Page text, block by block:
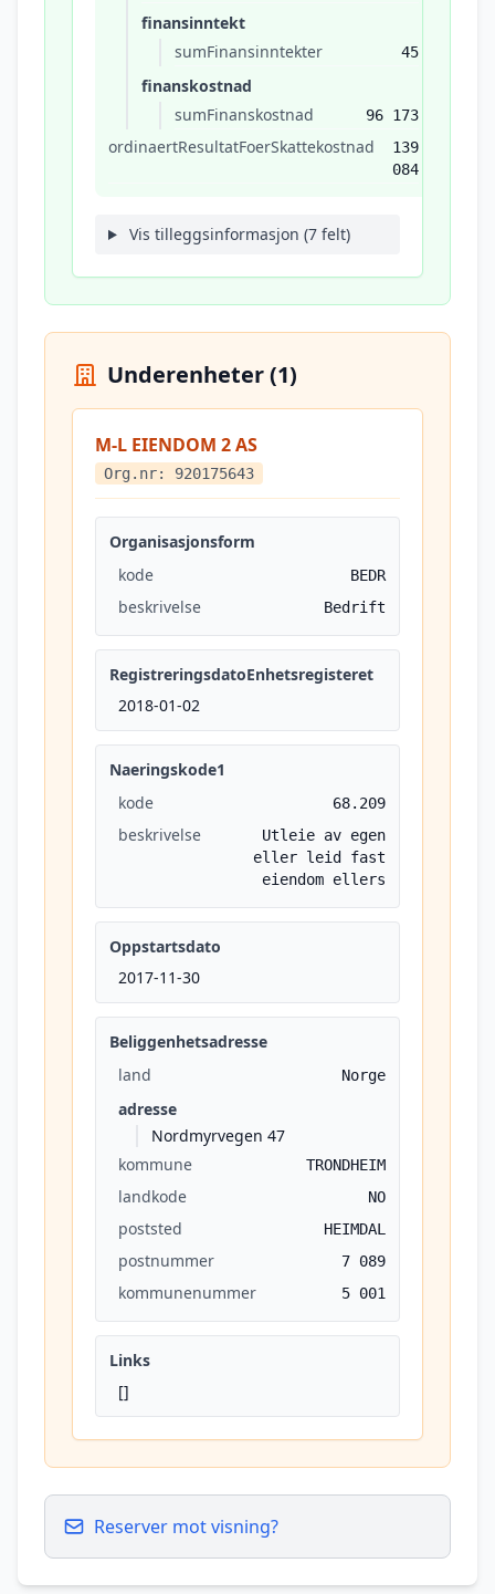
finansinntekt
sumFinansinntekter
45
finanskostnad
sumFinanskostnad
96 173
ordinaertResultatFoerSkattekostnad
139
084
Vis tilleggsinformasjon (7 felt)
Underenheter (1)
M-L EIENDOM 2 AS
Org.nr: 920175643
Organisasjonsform
kode
BEDR
beskrivelse Bedrift
RegistreringsdatoEnhetsregisteret
2018-01-02
Naeringskode1
kode
68.209
beskrivelse
Utleie av egen
eller leid fast
eiendom ellers
Oppstartsdato
2017-11-30
Beliggenhetsadresse
land
Norge
adresse
Nordmyrvegen 47
kommune
TRONDHEIM
landkode NO
poststed HEIMDAL
postnummer 7 089
kommunenummer 5 001
Links
[]
Reserver mot visning?